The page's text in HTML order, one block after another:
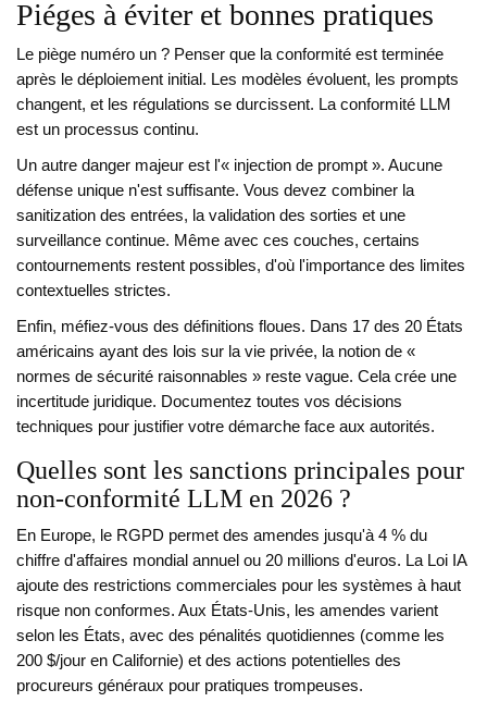
Piéges à éviter et bonnes pratiques
Le piège numéro un ? Penser que la conformité est terminée
après le déploiement initial. Les modèles évoluent, les prompts
changent, et les régulations se durcissent. La conformité LLM
est un processus continu.
Un autre danger majeur est l'« injection de prompt ». Aucune
défense unique n'est suffisante. Vous devez combiner la
sanitization des entrées, la validation des sorties et une
surveillance continue. Même avec ces couches, certains
contournements restent possibles, d'où l'importance des limites
contextuelles strictes.
Enfin, méfiez-vous des définitions floues. Dans 17 des 20 États
américains ayant des lois sur la vie privée, la notion de «
normes de sécurité raisonnables » reste vague. Cela crée une
incertitude juridique. Documentez toutes vos décisions
techniques pour justifier votre démarche face aux autorités.
Quelles sont les sanctions principales pour
non-conformité LLM en 2026 ?
En Europe, le RGPD permet des amendes jusqu'à 4 % du
chiffre d'affaires mondial annuel ou 20 millions d'euros. La Loi IA
ajoute des restrictions commerciales pour les systèmes à haut
risque non conformes. Aux États-Unis, les amendes varient
selon les États, avec des pénalités quotidiennes (comme les
200 $/jour en Californie) et des actions potentielles des
procureurs généraux pour pratiques trompeuses.